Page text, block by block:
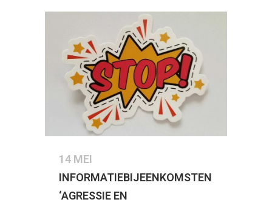
14 MEI
INFORMATIEBIJEENKOMSTEN
‘AGRESSIE EN